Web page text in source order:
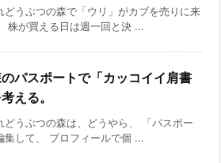
どうぶつの森で「ウリ」がカブを売りに来
株が買える日は週一回と決 ...
パスポートで「カッコイイ肩書
える。
どうぶつの森は、どうやら、 「パスポー
集して、 プロフィールで個 ...